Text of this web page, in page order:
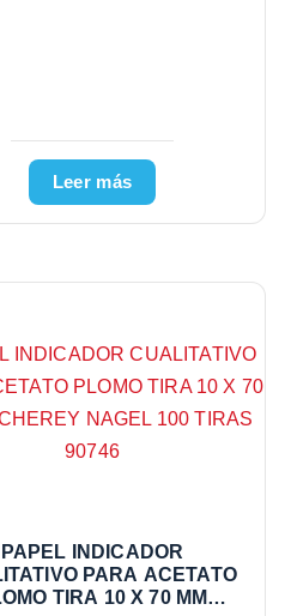
Leer más
PAPEL INDICADOR
PARA ACETATO
TIRA 10 X 70 MM